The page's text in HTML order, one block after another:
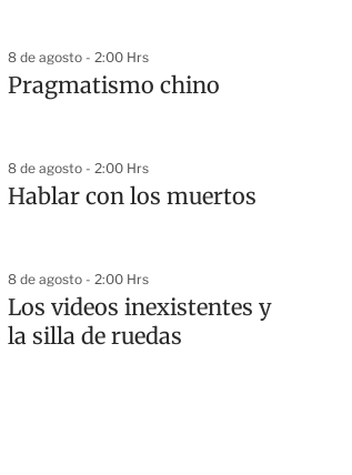
8 de agosto - 2:00 Hrs
Pragmatismo chino
8 de agosto - 2:00 Hrs
Hablar con los muertos
8 de agosto - 2:00 Hrs
Los videos inexistentes y
la silla de ruedas